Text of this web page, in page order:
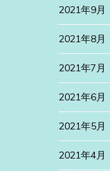
2021年9月
2021年8月
2021年7月
2021年6月
2021年5月
2021年4月